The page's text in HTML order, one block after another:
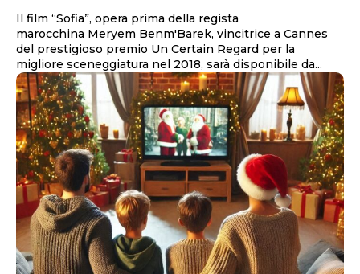
Il film “Sofia”, opera prima della regista
marocchina Meryem Benm'Barek, vincitrice a Cannes
del prestigioso premio Un Certain Regard per la
migliore sceneggiatura nel 2018, sarà disponibile da...